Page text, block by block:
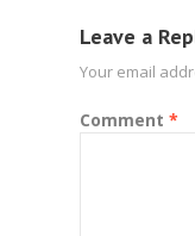
Leave a
Your email
Comment *